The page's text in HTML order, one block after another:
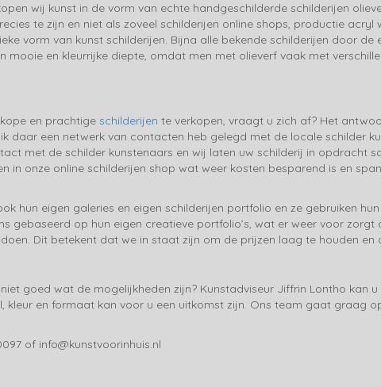
wij kunst in de vorm van echte handgeschilderde schilderijen
te zijn en niet als zoveel schilderijen online shops, productie
vorm van kunst schilderijen. Bijna alle bekende schilderijen door
mooie en kleurrijke diepte, omdat men met olieverf vaak met
en prachtige schilderijen te verkopen, vraagt u zich af? Het
daar een netwerk van contacten heb gelegd met de locale schilder
met de schilder kunstenaars en wij laten uw schilderij in opdracht
in onze online schilderijen shop wat weer kosten besparend is en
hun eigen galeries en eigen schilderijen portfolio en ze gebruiken
gebaseerd op hun eigen creatieve portfolio’s, wat er weer voor
Dit betekent dat we in staat zijn om de prijzen laag te houden
goed wat de mogelijkheden zijn? Kunstadviseur Jiffrin Lontho kan
en formaat kan voor u een uitkomst zijn. Ons team gaat graag
of info@kunstvoorinhuis.nl